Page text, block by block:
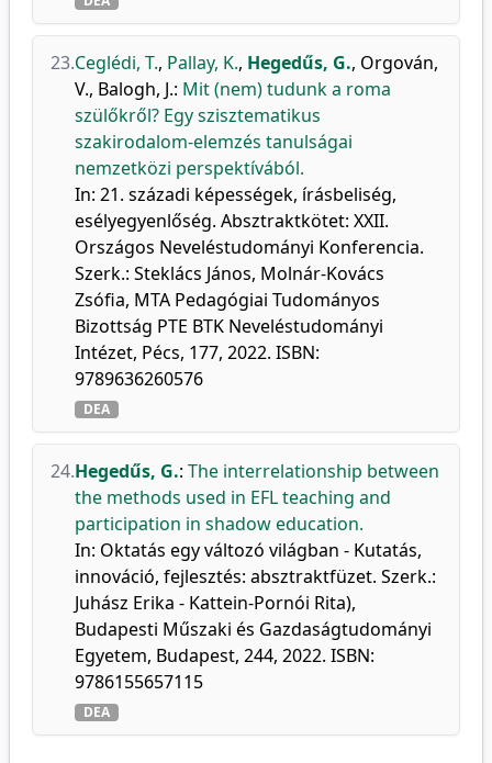
23.Ceglédi, T., Pallay, K., Hegedűs, G., Orgován,
V., Balogh, J.: Mit (nem) tudunk a roma
szülőkről? Egy szisztematikus
szakirodalom-elemzés tanulságai
nemzetközi perspektívából.
In: 21. századi képességek, írásbeliség,
esélyegyenlőség. Absztraktkötet: XXII.
Országos Neveléstudományi Konferencia.
Szerk.: Steklács János, Molnár-Kovács
Zsófia, MTA Pedagógiai Tudományos
Bizottság PTE BTK Neveléstudományi
Intézet, Pécs, 177, 2022. ISBN:
9789636260576
DEA
24.Hegedűs, G.: The interrelationship between
the methods used in EFL teaching and
participation in shadow education.
In: Oktatás egy változó világban - Kutatás,
innováció, fejlesztés: absztraktfüzet. Szerk.:
Juhász Erika - Kattein-Pornói Rita),
Budapesti Műszaki és Gazdaságtudományi
Egyetem, Budapest, 244, 2022. ISBN:
9786155657115
DEA